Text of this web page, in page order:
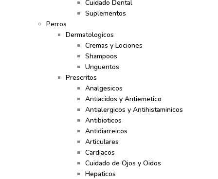
Cuidado Dental
Suplementos
Perros
Dermatologicos
Cremas y Lociones
Shampoos
Unguentos
Prescritos
Analgesicos
Antiacidos y Antiemetico
Antialergicos y Antihistaminicos
Antibioticos
Antidiarreicos
Articulares
Cardiacos
Cuidado de Ojos y Oidos
Hepaticos